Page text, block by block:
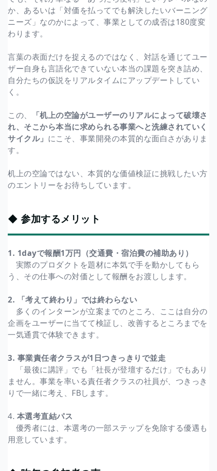
か、あるいは「対価を払ってでも解決したいバーニング
ニーズ」なのかによって、事業としての成否は180度変
わります。
言葉の表面だけを捉えるのではなく、対話を通じてユー
ザー自身も言語化できていない本当の課題を突き詰め、
自分たちの仮説をリアルタイムにアップデートしてい
く。
この、
「机上の空論がユーザーのリアルによって破壊さ
れ、そこから本当に求められる事業へと洗練されていく
サイクル」 にこそ、事業開発の本質的な面白さがありま
す。
机上の空論ではない、本質的な価値検証に挑戦したい方
のエントリーをお待ちしています。
◆ 参加するメリット
1. 1dayで報酬1万円（交通費・宿泊費の補助あり）
実際のプロダクトを題材に本気で手を動かしてもら
う、その仕事への対価として報酬をお渡しします。
2. 「考えて終わり」では終わらない
多くのインターンが立案までのところ、ここは自分の
企画をユーザーに当てて検証し、改善するところまでを
一気通貫で体験できます。
3. 事業責任者クラスが1日つきっきりで並走
「最後に講評」でも「社長が登壇するだけ」でもあり
ません。事業を率いる責任者クラスの社員が、つきっき
りで一緒に考え、FBします。
4. 本選考直結パス
優秀者には、本選考の一部ステップを免除する優遇も
用意しています。